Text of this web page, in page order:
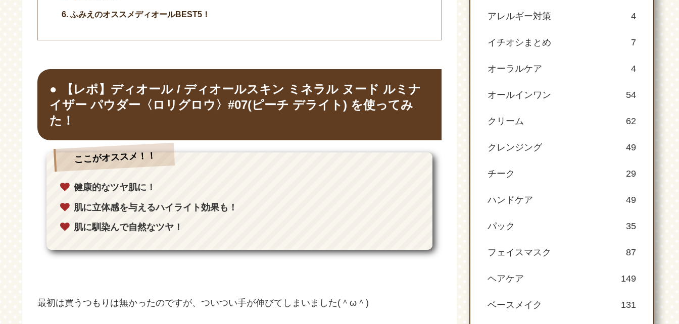
ふみえのオススメディオールBEST5！
【レポ】ディオール / ディオールスキン ミネラル ヌード ルミナ
イザー パウダー〈ロリグロウ〉#07(ピーチ デライト) を使ってみ
た！
ここがオススメ！！
健康的なツヤ肌に！
肌に立体感を与えるハイライト効果も！
肌に馴染んで自然なツヤ！
最初は買うつもりは無かったのですが、ついつい手が伸びてしまいました(＾ω＾)
アレルギー対策 4
イチオシまとめ 7
オーラルケア 4
オールインワン 54
クリーム 62
クレンジング 49
チーク 29
ハンドケア 49
パック 35
フェイスマスク 87
ヘアケア 149
ベースメイク 131